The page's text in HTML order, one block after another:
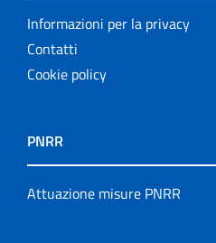
Informazioni per la privacy
Contatti
Cookie policy
PNRR
Attuazione misure PNRR